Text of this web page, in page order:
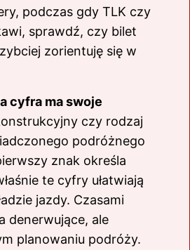
podczas gdy TLK czy
sprawdź, czy bilet
zorientuję się w
cyfra ma swoje
czy rodzaj
podróżnego
znak określa
te cyfry ułatwiają
jazdy. Czasami
denerwujące, ale
planowaniu podróży.